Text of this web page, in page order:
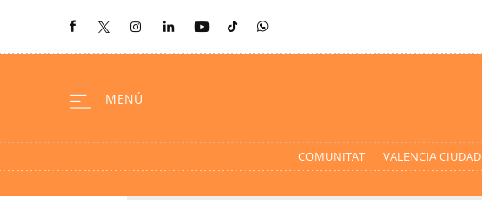
COMUNITAT VALENCIA CIUDAD